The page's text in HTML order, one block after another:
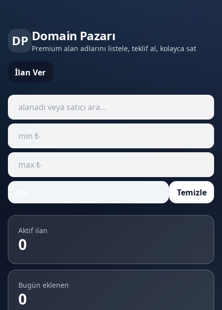
DP Domain Pazarı
Premium alan adlarını listele, teklif al, kolayca sat
İlan Ver
Temizle
Aktif ilan
0
Bugün eklenen
0